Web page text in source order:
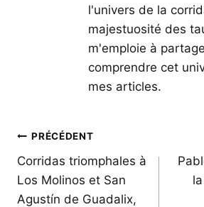
l'univers de la
majestuosité des
m'emploie à
comprendre cet
mes articles.
Navigation
de
l’article
PRÉCÉDENT
Corridas triomphales à
Los Molinos et San
Agustín de Guadalix,